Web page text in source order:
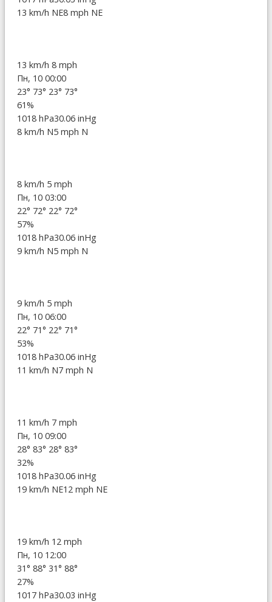
13 km/h NE8 mph NE
13 km/h 8 mph
Пн, 10 00:00
23° 73° 23° 73°
61%
1018 hPa30.06 inHg
8 km/h N5 mph N
8 km/h 5 mph
Пн, 10 03:00
22° 72° 22° 72°
57%
1018 hPa30.06 inHg
9 km/h N5 mph N
9 km/h 5 mph
Пн, 10 06:00
22° 71° 22° 71°
53%
1018 hPa30.06 inHg
11 km/h N7 mph N
11 km/h 7 mph
Пн, 10 09:00
28° 83° 28° 83°
32%
1018 hPa30.06 inHg
19 km/h NE12 mph NE
19 km/h 12 mph
Пн, 10 12:00
31° 88° 31° 88°
27%
1017 hPa30.03 inHg